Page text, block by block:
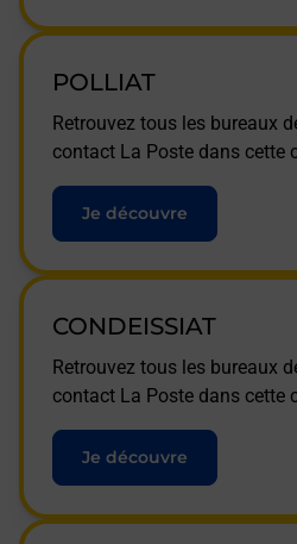
POLLIAT
Retrouvez tous les bureaux
contact La Poste dans cette
Je découvre
CONDEISSIAT
Retrouvez tous les bureaux
contact La Poste dans cette
Je découvre